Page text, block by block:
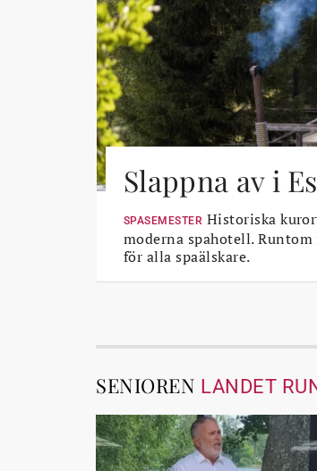
Slappna av i
SPASEMESTER Historiska
moderna spahotell.
för alla spaälskare.
SENIOREN LANDET